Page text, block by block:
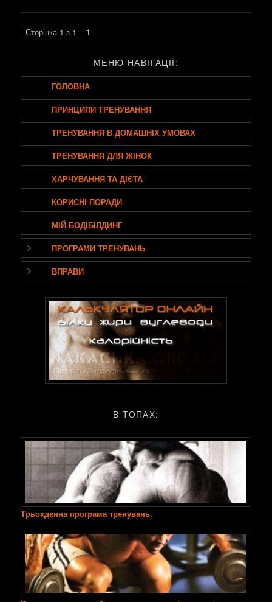
Сторінка 1 з 1 1
МЕНЮ НАВІГАЦІЇ:
ГОЛОВНА
ПРИНЦИПИ ТРЕНУВАННЯ
ТРЕНУВАННЯ В ДОМАШНІХ УМОВАХ
ТРЕНУВАННЯ ДЛЯ ЖІНОК
ХАРЧУВАННЯ ТА ДІЄТА
КОРИСНІ ПОРАДИ
МІЙ БОДІБІЛДИНГ
ПРОГРАМИ ТРЕНУВАНЬ
ВПРАВИ
В ТОПАХ:
Трьохденна програма тренувань.